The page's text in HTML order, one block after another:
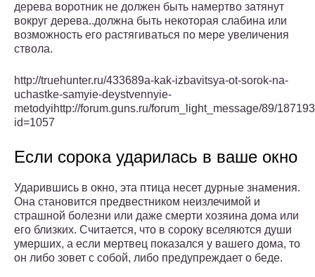
дерева воротник не должен быть намертво затянут
вокруг дерева..должна быть некоторая слабина или
возможность его растягиваться по мере увеличения
ствола.
http://truehunter.ru/433689a-kak-izbavitsya-ot-sorok-na-
uchastke-samyie-deystvennyie-
metodyihttp://forum.guns.ru/forum_light_message/89/
id=1057
Если сорока ударилась в ваше окно
Ударившись в окно, эта птица несет дурные знамения.
Она становится предвестником неизлечимой и
страшной болезни или даже смерти хозяина дома или
его близких. Считается, что в сороку вселяются души
умерших, а если мертвец показался у вашего дома, то
он либо зовет с собой, либо предупреждает о беде.